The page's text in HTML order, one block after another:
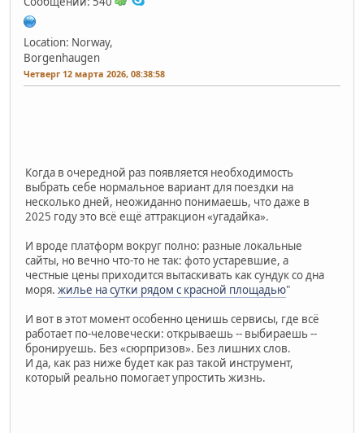
Location: Norway,
Borgenhaugen
Четверг 12 марта 2026, 08:38:58
Когда в очередной раз появляется необходимость
выбрать себе нормальное вариант для поездки на
несколько дней, неожиданно понимаешь, что даже в
2025 году это всё ещё аттракцион «угадайка».
И вроде платформ вокруг полно: разные локальные
сайты, но вечно что-то не так: фото устаревшие, а
честные цены приходится вытаскивать как сундук со дна
моря. жилье на сутки рядом с красной площадью"
И вот в этот момент особенно ценишь сервисы, где всё
работает по-человечески: открываешь -- выбираешь --
бронируешь. Без «сюрпризов». Без лишних слов.
И да, как раз ниже будет как раз такой инструмент,
который реально помогает упростить жизнь.